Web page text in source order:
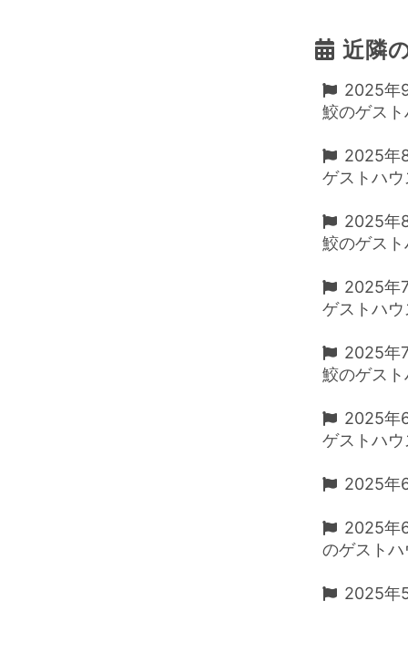
近隣
2025年
鮫のゲス
2025年
ゲストハ
2025年
鮫のゲス
2025年
ゲストハ
2025年
鮫のゲス
2025年
ゲストハ
2025年
2025年
のゲスト
2025年